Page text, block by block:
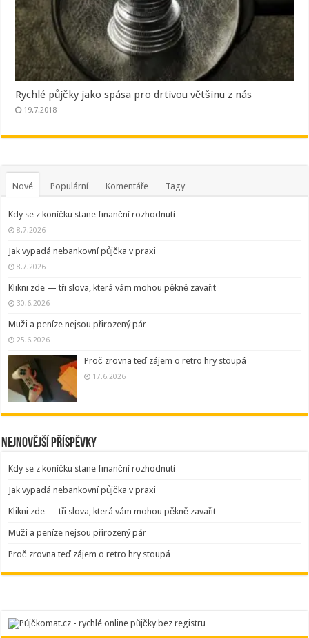
Rychlé půjčky jako spása pro drtivou většinu z nás
19.7.2018
Nové Populární Komentáře Tagy
Kdy se z koníčku stane finanční rozhodnutí
8.7.2026
Jak vypadá nebankovní půjčka v praxi
8.7.2026
Klikni zde — tři slova, která vám mohou pěkně zavařit
30.6.2026
Muži a peníze nejsou přirozený pár
25.6.2026
Proč zrovna teď zájem o retro hry stoupá
17.6.2026
Nejnovější příspěvky
Kdy se z koníčku stane finanční rozhodnutí
Jak vypadá nebankovní půjčka v praxi
Klikni zde — tři slova, která vám mohou pěkně zavařit
Muži a peníze nejsou přirozený pár
Proč zrovna teď zájem o retro hry stoupá